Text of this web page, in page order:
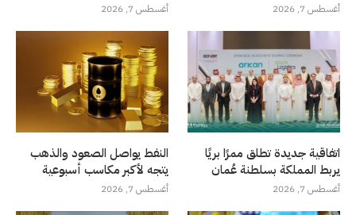
أغسطس 7, 2026 أغسطس 7, 2026
اتفاقية جديدة تطلق ممرًا بريًا
يربط المملكة بسلطنة عُمان
أغسطس 7, 2026
النفط يواصل الصعود والذهب
يتجه لأكبر مكاسب أسبوعية
أغسطس 7, 2026